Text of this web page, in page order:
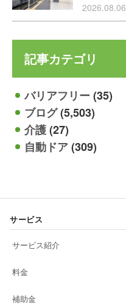
2026.08.06
記事カテゴリ
バリアフリー(35)
ブログ(5,503)
介護(27)
自動ドア(309)
サービス
サービス紹介
料金
補助金